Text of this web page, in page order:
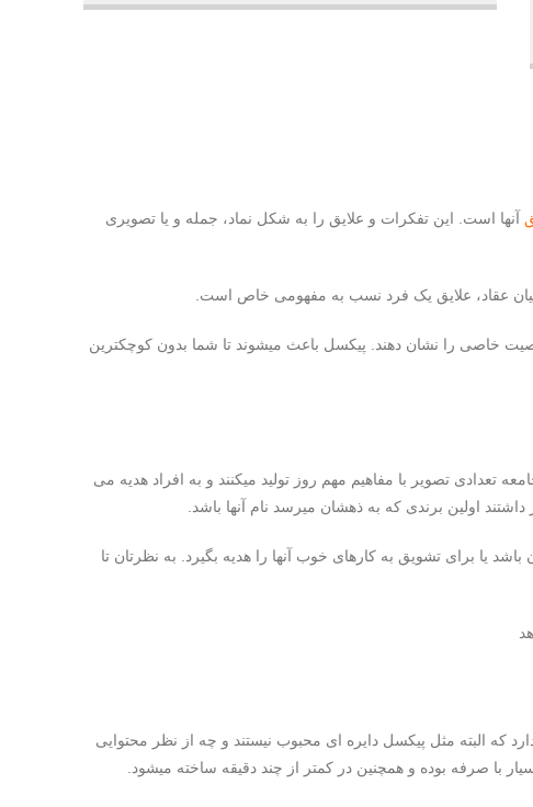
آنها است. این تفکرات و علایق را به شکل نماد، جمله و یا تصویری
عقاد، علایق یک فرد نسب به مفهومی خاص است.
خاصی را نشان دهند. پیکسل باعث میشوند تا شما بدون کوچکترین
تصویر با مفاهیم مهم روز تولید میکنند و به افراد هدیه می
داشتند اولین برندی که به ذهشان میرسد نام آنها باشد.
برای تشویق به کارهای خوب آنها را هدیه بگیرد. به نظرتان تا
که البته مثل پیکسل دایره ای محبوب نیستند و چه از نظر محتوایی
با صرفه بوده و همچنین در کمتر از چند دقیقه ساخته میشود.